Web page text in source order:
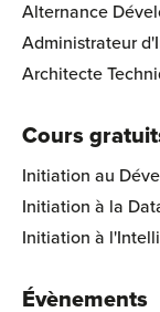
Alternance
Administrateur
Architecte
Cours
Initiation au
Initiation à la
Initiation à
Évènements